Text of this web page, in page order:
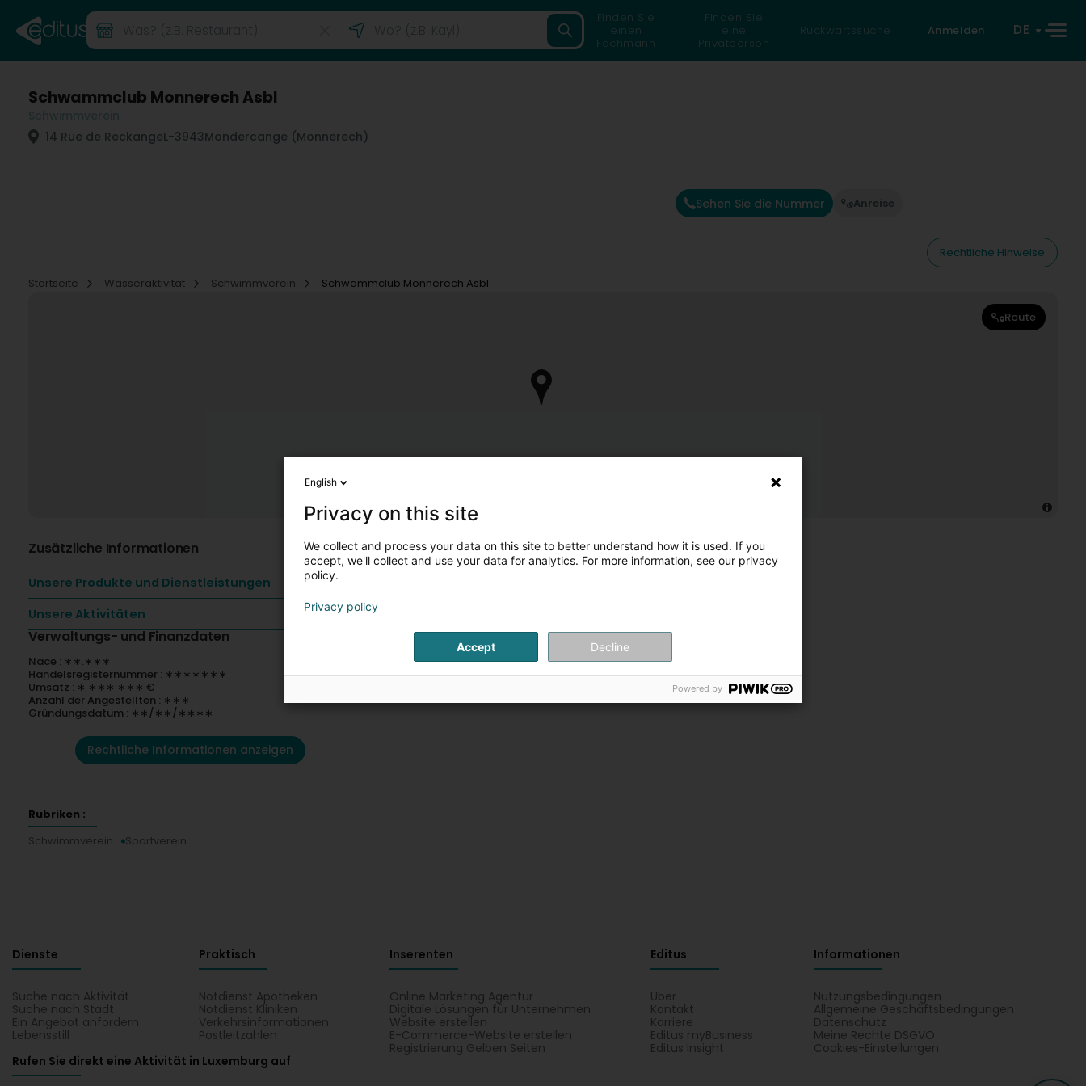
Finden Sie
einen
Fachmann
Finden Sie
eine
Privatperson
Rückwärtssuche Anmelden DE
Schwammclub Monnerech Asbl
14 Rue de ReckangeL-3943Mondercange (Monnerech)
Sehen Sie die Nummer Anreise
Rechtliche Hinweise
Startseite
Wasseraktivität Schwimmverein Schwammclub Monnerech Asbl
Route
Zusätzliche Informationen
Unsere Produkte und Dienstleistungen
Unsere Aktivitäten
Verwaltungs- und Finanzdaten
Nace : ∗∗.∗∗∗
Handelsregisternummer : ∗∗∗∗∗∗∗
Umsatz : ∗ ∗∗∗ ∗∗∗ €
Anzahl der Angestellten : ∗∗∗
Gründungsdatum : ∗∗/∗∗/∗∗∗∗
Rechtliche Informationen anzeigen
Rubriken :
Schwimmverein
Sportverein
Dienste
Suche nach Aktivität
Suche nach Stadt
Ein Angebot anfordern
Lebensstill
Praktisch
Notdienst Apotheken
Notdienst Kliniken
Verkehrsinformationen
Postleitzahlen
Inserenten
Online Marketing Agentur
Digitale Lösungen für Unternehmen
Website erstellen
E-Commerce-Website erstellen
Registrierung Gelben Seiten
Editus
Über
Kontakt
Karriere
Editus myBusiness
Editus Insight
Informationen
Nutzungsbedingungen
Allgemeine Geschäftsbedingungen
Datenschutz
Meine Rechte DSGVO
Cookies-Einstellungen
Rufen Sie direkt eine Aktivität in Luxemburg auf
English
Privacy on this site
We collect and process your data on this site to better understand how it is used. If you
accept, we'll collect and use your data for analytics. For more information, see our privacy
policy.
Privacy policy
Accept Decline
Powered by